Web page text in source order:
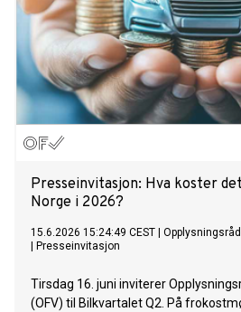
Presseinvitasjon: Hva koster
Norge i 2026?
15.6.2026 15:24:49 CEST
Presseinvitasjon
Tirsdag 16. juni inviterer
(OFV) til Bilkvartalet Q2. På